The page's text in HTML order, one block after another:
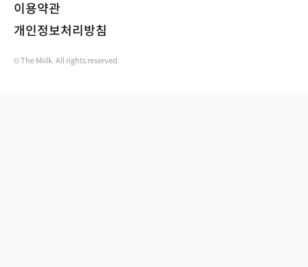
이용약관
개인정보처리방침
© The Miilk. All rights reserved.